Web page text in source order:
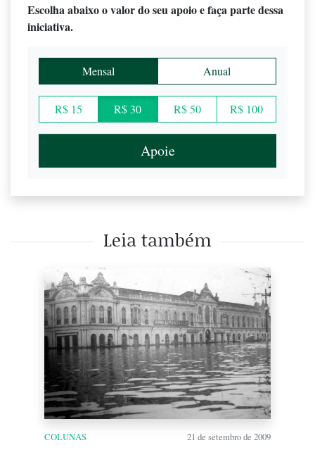
Escolha abaixo o valor do seu apoio e faça parte dessa
iniciativa.
Mensal Anual
R$ 15 R$ 30 R$ 50 R$ 100
Apoie
Leia também
COLUNAS 21 de setembro de 2009